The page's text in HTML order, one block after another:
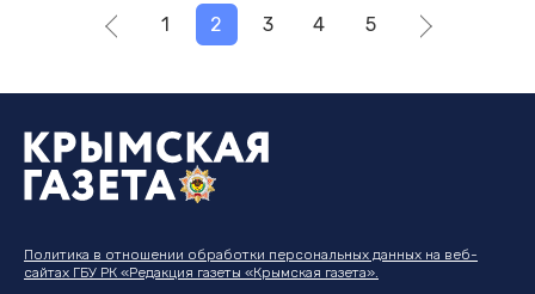
1 2 3 4 5
Политика в отношении обработки персональных данных на веб-
сайтах ГБУ РК «Редакция газеты «Крымская газета».